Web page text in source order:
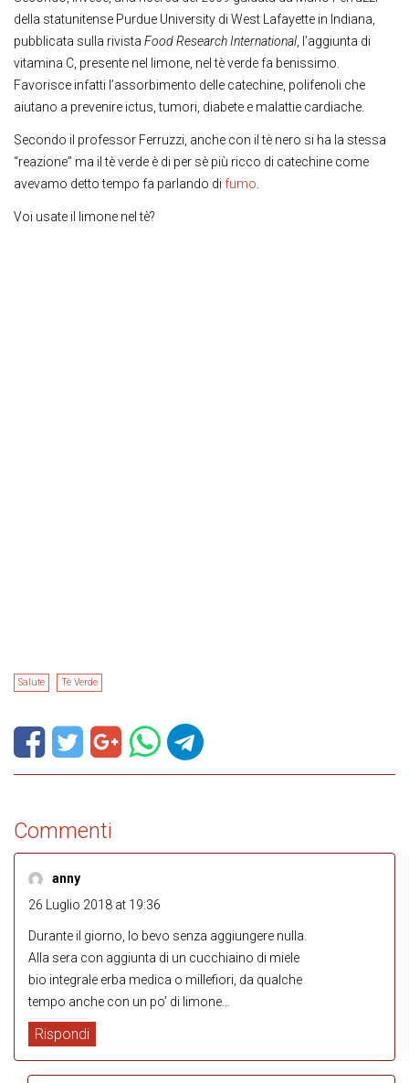
della statunitense Purdue University di West Lafayette in Indiana,
pubblicata sulla rivista Food Research International , l’aggiunta di
vitamina C, presente nel limone, nel tè verde fa benissimo.
Favorisce infatti l’assorbimento delle catechine, polifenoli che
aiutano a prevenire ictus, tumori, diabete e malattie cardiache.
Secondo il professor Ferruzzi, anche con il tè nero si ha la stessa
“reazione” ma il tè verde è di per sè più ricco di catechine come
avevamo detto tempo fa parlando di fumo
Voi usate il limone nel tè?
Salute Tè Verde
Commenti
anny
26 Luglio 2018 at 19:36
Durante il giorno, lo bevo senza aggiungere nulla.
Alla sera con aggiunta di un cucchiaino di miele
bio integrale erba medica o millefiori, da qualche
tempo anche con un po’ di limone…
Rispondi